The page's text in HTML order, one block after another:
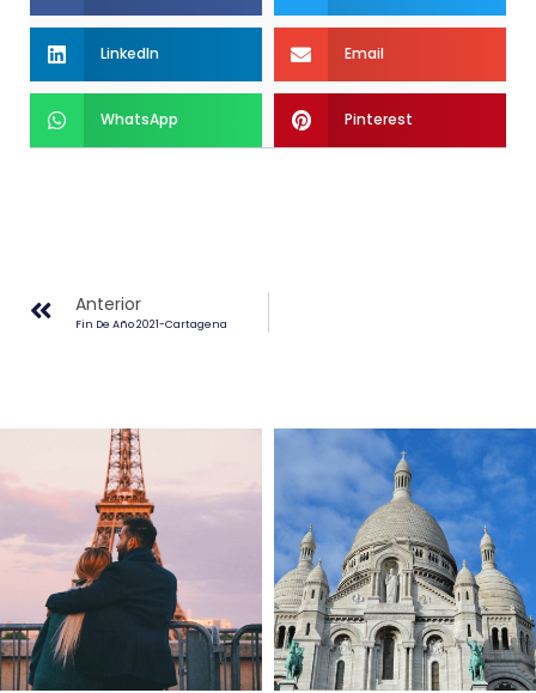
LinkedIn Email
WhatsApp Pinterest
Anterior
Fin De Año 2021-Cartagena